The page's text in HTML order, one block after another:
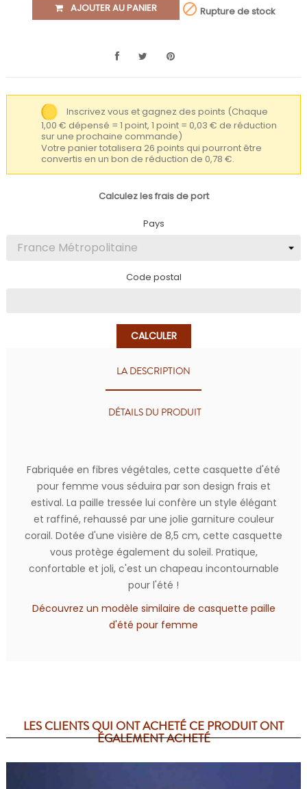
AJOUTER AU PANIER  Rupture de stock
Inscrivez vous et gagnez des points (Chaque
1,00 € dépensé = 1 point, 1 point = 0,03 € de réduction
sur une prochaine commande)
Votre panier totalisera 26 points qui pourront être
convertis en un bon de réduction de 0,78 €.
Calculez les frais de port
Pays
Code postal
CALCULER
LA DESCRIPTION
DÉTAILS DU PRODUIT
Fabriquée en fibres végétales, cette casquette d'été
pour femme vous séduira par son design frais et
estival. La paille tressée lui confère un style élégant
et raffiné, rehaussé par une jolie garniture couleur
corail. Dotée d'une visière de 8,5 cm, cette casquette
vous protège également du soleil. Pratique,
confortable et joli, c'est un chapeau incontournable
pour l'été !
Découvrez un modèle similaire de casquette paille
d'été pour femme
LES CLIENTS QUI ONT ACHETÉ CE PRODUIT ONT
ÉGALEMENT ACHETÉ